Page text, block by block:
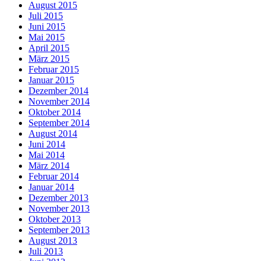
August 2015
Juli 2015
Juni 2015
Mai 2015
April 2015
März 2015
Februar 2015
Januar 2015
Dezember 2014
November 2014
Oktober 2014
September 2014
August 2014
Juni 2014
Mai 2014
März 2014
Februar 2014
Januar 2014
Dezember 2013
November 2013
Oktober 2013
September 2013
August 2013
Juli 2013